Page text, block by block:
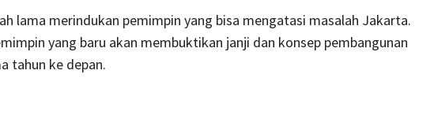
lama merindukan pemimpin yang bisa mengatasi masalah Jakarta.
yang baru akan membuktikan janji dan konsep pembangunan
tahun ke depan.